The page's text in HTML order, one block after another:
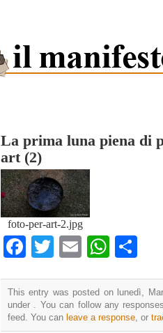
La prima luna piena di
art (2)
foto-per-art-2.jpg
Facebook
TwitterEmail
This entry was posted on lunedì,
under . You can follow any
feed. You can leave a response, or